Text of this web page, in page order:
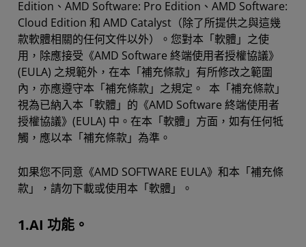
Edition、AMD Software: Pro Edition、AMD Software:
Cloud Edition 和 AMD Catalyst（除了所提供之與這幾
款軟體相關的任何文件以外）。您對本「軟體」之使
用，除應接受《AMD Software 終端使用者授權協議》
(EULA) 之規範外，在本「補充條款」有所修改之範圍
內，亦應遵守本「補充條款」之規定。 本「補充條款」
視為已納入本「軟體」的《AMD Software 終端使用者
授權協議》(EULA) 中。在本「軟體」方面，如有任何牴
觸，應以本「補充條款」為準。
如果您不同意《AMD SOFTWARE EULA》和本「補充條
款」，請勿下載或使用本「軟體」。
1.AI 功能。